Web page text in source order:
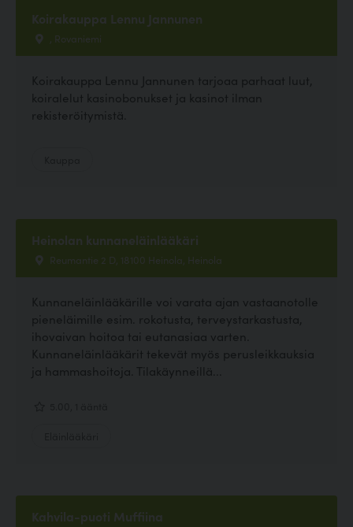
Koirakauppa Lennu Jannunen
, Rovaniemi
Koirakauppa Lennu Jannunen tarjoaa parhaat luut,
koiralelut kasinobonukset ja kasinot ilman
rekisteröitymistä.
Heinolan kunnaneläinlääkäri
Reumantie 2 D, 18100 Heinola, Heinola
Kunnaneläinlääkärille voi varata ajan vastaanotolle
pieneläimille esim. rokotusta, terveystarkastusta,
ihovaivan hoitoa tai eutanasiaa varten.
Kunnaneläinlääkärit tekevät myös perusleikkauksia
ja hammashoitoja. Tilakäynneillä...
Kahvila-puoti Muffiina